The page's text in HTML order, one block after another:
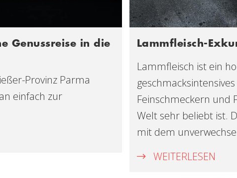
Genussreise in die
Provinz Parma
einfach zur
Lammfleisch-
Lammfleisch ist ein
Feinschmeckern und
Welt sehr beliebt ist.
mit dem
WEITERLESEN